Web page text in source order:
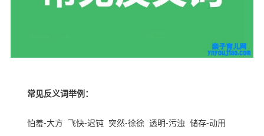
常见反义词举例：
怕羞-大方 飞快-迟钝 突然-徐徐 透明-污浊 储存-动用